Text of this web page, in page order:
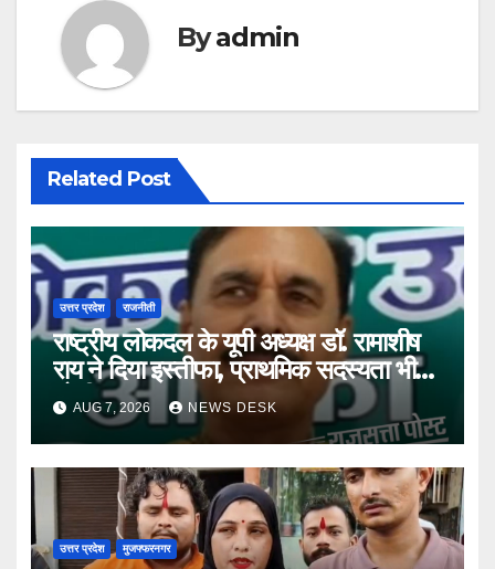
Byadmin
Related Post
उत्तर प्रदेश राजनीती
राष्ट्रीय लोकदल के यूपी अध्यक्ष डॉ. रामाशीष
राय ने दिया इस्तीफा, प्राथमिक सदस्यता भी
छोड़ीAUG 7, 2026 NEWS DESK
उत्तर प्रदेश मुजफ्फरनगर